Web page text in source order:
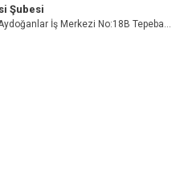
Şubesi
Hacı Alibey Mah. Sakarya-1 Cad. Aydoğanlar İş Merkezi No:18B Tepebaşı/Eskişehir